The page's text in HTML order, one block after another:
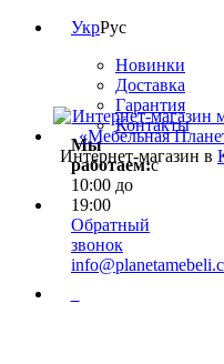
УкрРус
Новинки
Доставка
Гарантия
Контакты
Мы
работаем:с
10:00 до
19:00
Обратный
звонок
Интернет-магазин в